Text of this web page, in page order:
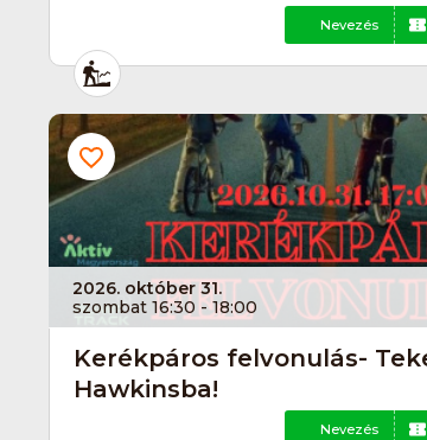
Nevezés
2026. október 31.
szombat 16:30 - 18:00
Kerékpáros felvonulás-
Hawkinsba!
Nevezés